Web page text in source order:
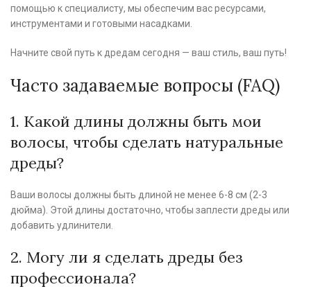
помощью к специалисту, мы обеспечим вас ресурсами,
инструментами и готовыми насадками.
Начните свой путь к дредам сегодня — ваш стиль, ваш путь!
Часто задаваемые вопросы (FAQ)
1. Какой длины должны быть мои
волосы, чтобы сделать натуральные
дреды?
Ваши волосы должны быть длиной не менее 6-8 см (2-3
дюйма). Этой длины достаточно, чтобы заплести дреды или
добавить удлинители.
2. Могу ли я сделать дреды без
профессионала?